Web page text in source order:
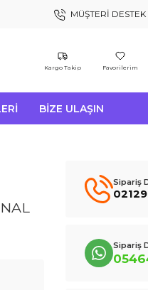
MÜŞTERI DESTEK
Kargo Takip Favorilerim
BIZE ULAŞIN
Sipariş
Sipariş